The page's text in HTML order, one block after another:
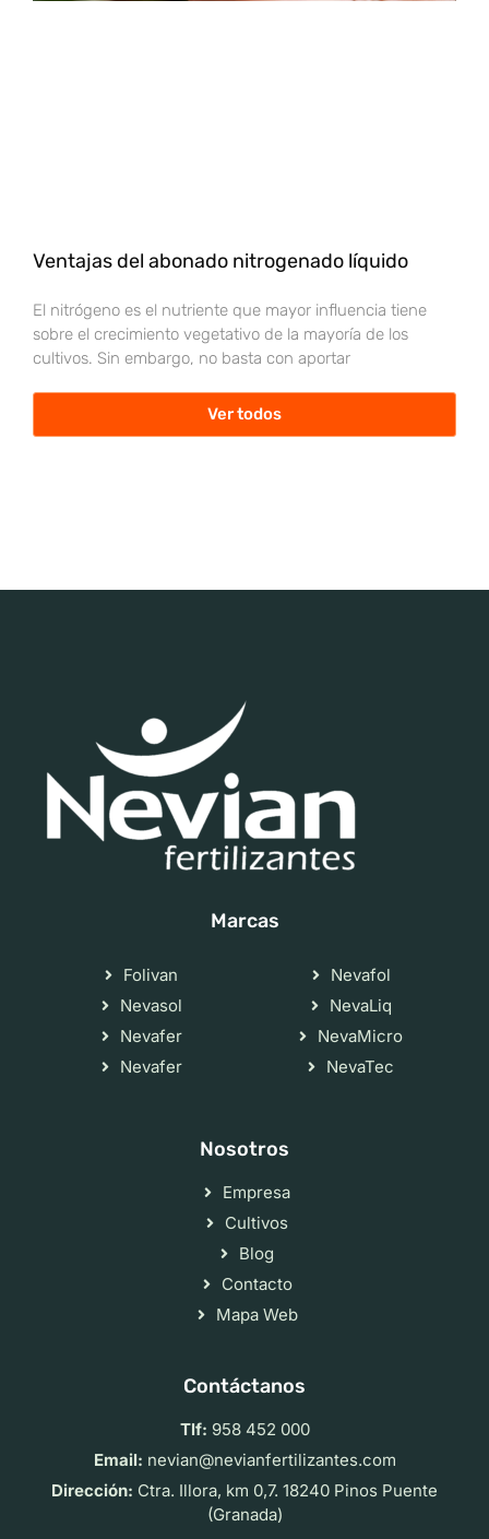
Ventajas del abonado nitrogenado líquido
El nitrógeno es el nutriente que mayor influencia tiene
sobre el crecimiento vegetativo de la mayoría de los
cultivos. Sin embargo, no basta con aportar
Ver todos
Marcas
Folivan
Nevasol
Nevafer
Nevafer
Nevafol
NevaLiq
NevaMicro
NevaTec
Nosotros
Empresa
Cultivos
Blog
Contacto
Mapa Web
Contáctanos
Tlf: 958 452 000
Email: nevian@nevianfertilizantes.com
Dirección: Ctra. Illora, km 0,7. 18240 Pinos Puente
(Granada)